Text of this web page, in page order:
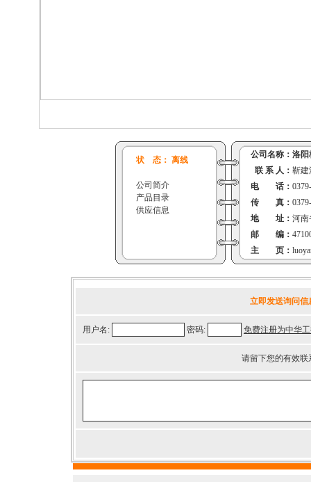
状 态： 离线
公司简介
产品目录
供应信息
公司名称： 洛阳
联 系 人： 靳建
电 话：
传 真：
地 址： 河南
邮 编：
主 页：
立即发送询问信
用户名: 密码: 免费注册为中华
请留下您的有效